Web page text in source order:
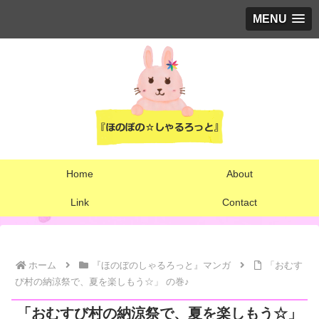
MENU
Home About
Link Contact
ホーム 『ほのぼのしゃるろっと』マンガ
「おむす
び村の納涼祭で、夏を楽しもう☆」 の巻♪
「おむすび村の納涼祭で、夏を楽しもう☆」